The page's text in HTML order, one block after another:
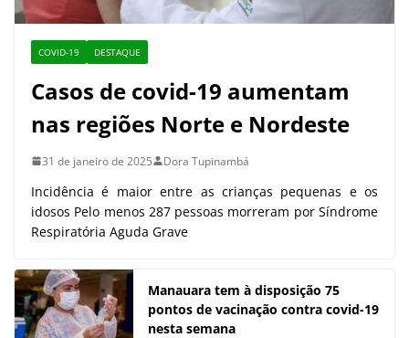
COVID-19 DESTAQUE
Casos de covid-19 aumentam
nas regiões Norte e Nordeste
31 de janeiro de 2025 Dora Tupinambá
Incidência é maior entre as crianças pequenas e os
idosos Pelo menos 287 pessoas morreram por Síndrome
Respiratória Aguda Grave
Manauara tem à disposição 75
pontos de vacinação contra covid-19
nesta semana